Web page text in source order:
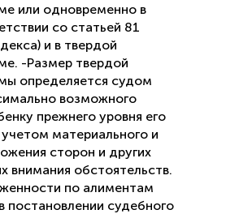
или одновременно в
со статьей 81
и в твердой
-Размер твердой
определяется судом
возможного
прежнего уровня его
материального и
сторон и других
внимания обстоятельств.
по алиментам
постановлении судебного